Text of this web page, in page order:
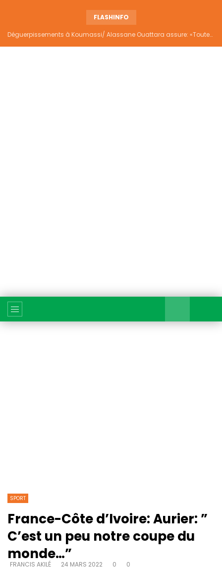
FLASHINFO
Déguerpissements à Koumassi/ Alassane Ouattara assure: «Toutes les responsabilités seront établies et elles donneront lieu aux sanctions prévues par la loi»
SPORT
France-Côte d’Ivoire: Aurier: ”
C’est un peu notre coupe du
monde…”
FRANCIS AKILÉ 24 MARS 2022 0 0